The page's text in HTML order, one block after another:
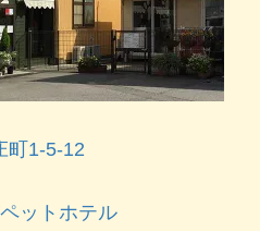
町1-5-12
ットホテル